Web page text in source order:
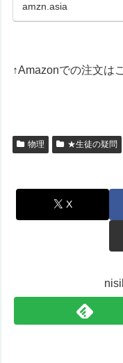
amzn.asia
↑Amazonでの注文は
物理 ★生徒の疑問
X